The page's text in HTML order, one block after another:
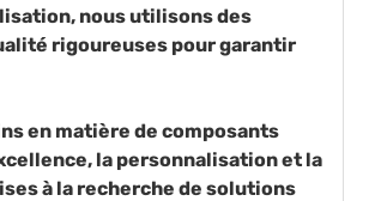
nous utilisons des
rigoureuses pour garantir
en matière de composants
la personnalisation et la
à la recherche de solutions